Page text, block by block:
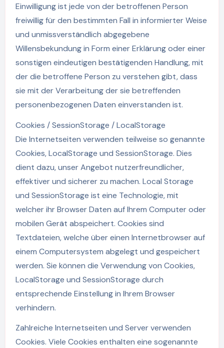
Einwilligung ist jede von der betroffenen Person
freiwillig für den bestimmten Fall in informierter Weise
und unmissverständlich abgegebene
Willensbekundung in Form einer Erklärung oder einer
sonstigen eindeutigen bestätigenden Handlung, mit
der die betroffene Person zu verstehen gibt, dass
sie mit der Verarbeitung der sie betreffenden
personenbezogenen Daten einverstanden ist.
Cookies / SessionStorage / LocalStorage
Die Internetseiten verwenden teilweise so genannte
Cookies, LocalStorage und SessionStorage. Dies
dient dazu, unser Angebot nutzerfreundlicher,
effektiver und sicherer zu machen. Local Storage
und SessionStorage ist eine Technologie, mit
welcher ihr Browser Daten auf Ihrem Computer oder
mobilen Gerät abspeichert. Cookies sind
Textdateien, welche über einen Internetbrowser auf
einem Computersystem abgelegt und gespeichert
werden. Sie können die Verwendung von Cookies,
LocalStorage und SessionStorage durch
entsprechende Einstellung in Ihrem Browser
verhindern.
Zahlreiche Internetseiten und Server verwenden
Cookies. Viele Cookies enthalten eine sogenannte